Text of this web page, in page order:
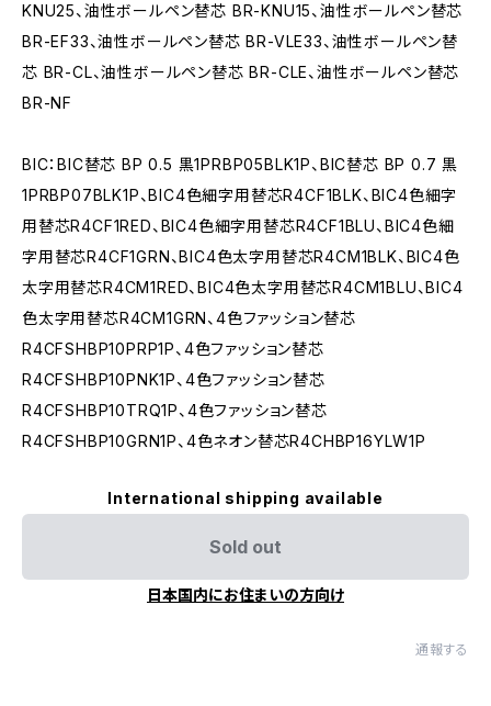
KNU25、油性ボールペン替芯 BR-KNU15、油性ボールペン替芯
BR-EF33、油性ボールペン替芯 BR-VLE33、油性ボールペン替
芯 BR-CL、油性ボールペン替芯 BR-CLE、油性ボールペン替芯
BR-NF
BIC：BIC替芯 BP 0.5 黒1PRBP05BLK1P、BIC替芯 BP 0.7 黒
1PRBP07BLK1P、BIC4色細字用替芯R4CF1BLK、BIC4色細字
用替芯R4CF1RED、BIC4色細字用替芯R4CF1BLU、BIC4色細
字用替芯R4CF1GRN、BIC4色太字用替芯R4CM1BLK、BIC4色
太字用替芯R4CM1RED、BIC4色太字用替芯R4CM1BLU、BIC4
色太字用替芯R4CM1GRN、4色ファッション替芯
R4CFSHBP10PRP1P、4色ファッション替芯
R4CFSHBP10PNK1P、4色ファッション替芯
R4CFSHBP10TRQ1P、4色ファッション替芯
R4CFSHBP10GRN1P、4色ネオン替芯R4CHBP16YLW1P
International shipping available
Sold out
日本国内にお住まいの方向け
通報する